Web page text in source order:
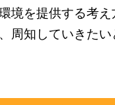
境を提供する考
周知していきたい